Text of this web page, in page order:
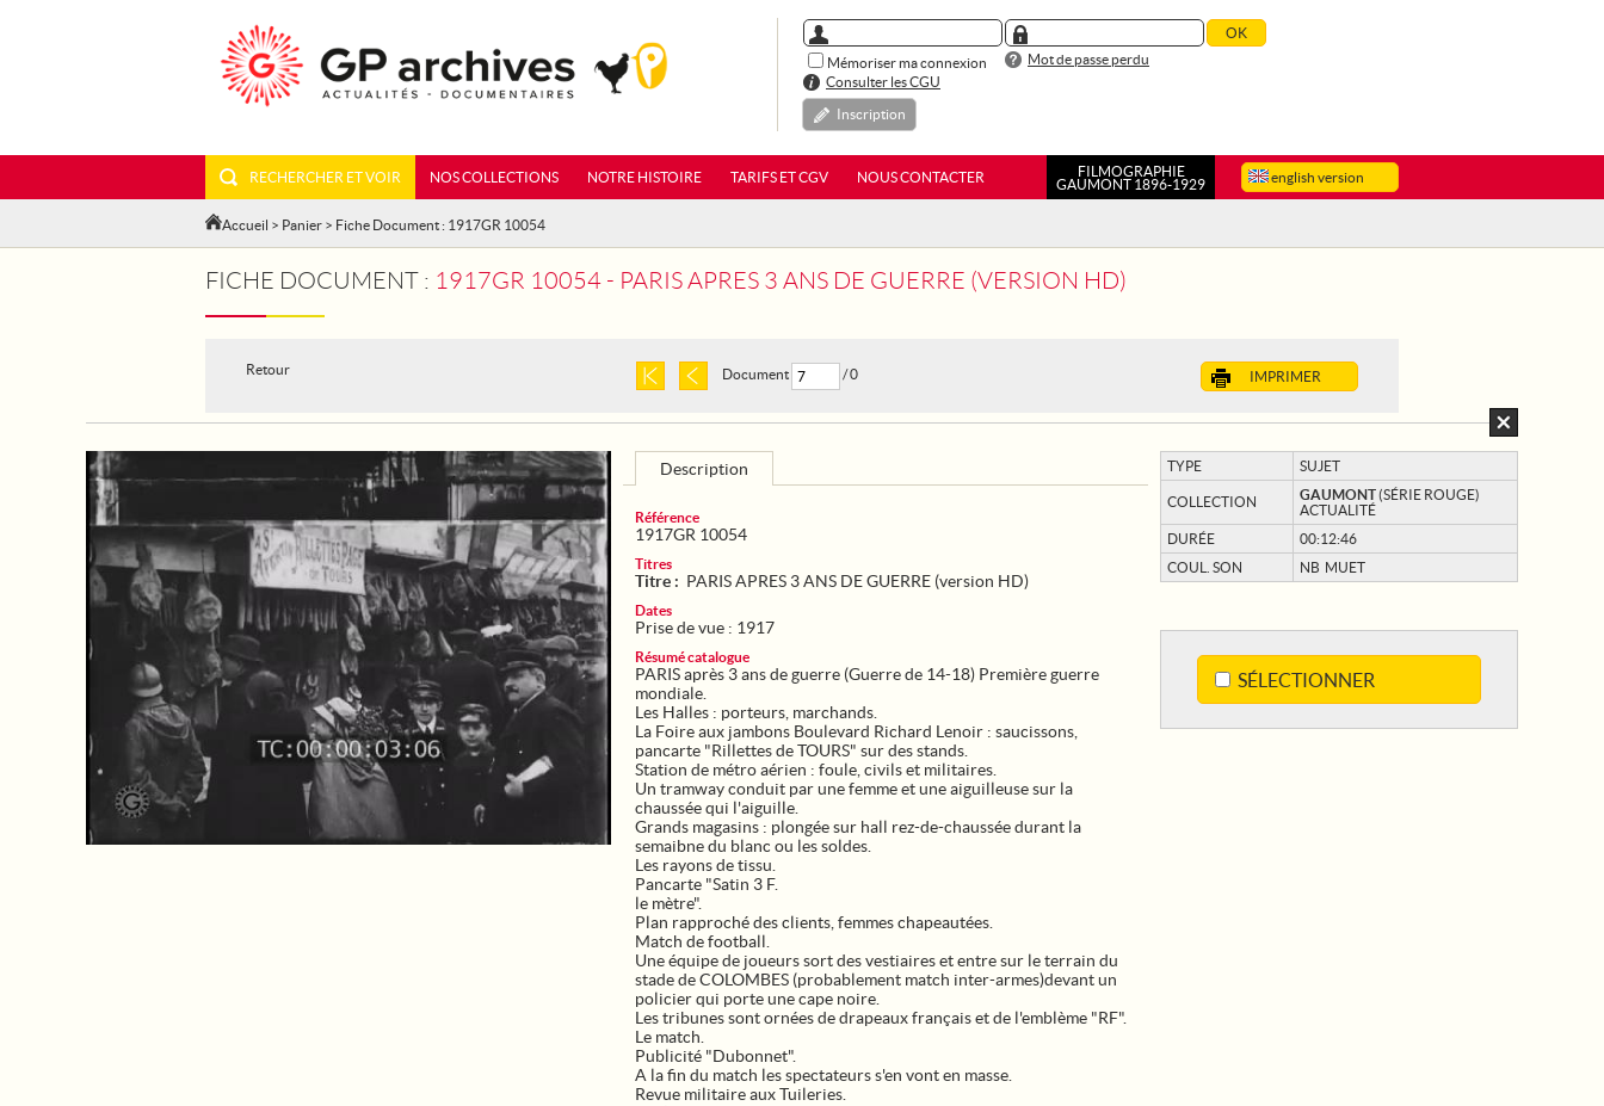
Mémoriser ma connexion
Mot de passe perdu
Consulter les CGU
Inscription
english version
RECHERCHER ET VOIR NOS COLLECTIONS NOTRE HISTOIRE TARIFS ET CGV NOUS CONTACTER
FILMOGRAPHIE
GAUMONT 1896-1929
Accueil > Panier > Fiche Document : 1917GR 10054
FICHE DOCUMENT : 1917GR 10054 - PARIS APRES 3 ANS DE GUERRE (VERSION HD)
Retour IMPRIMER
Document / 0
TYPE SUJET
COLLECTION GAUMONT(SÉRIE ROUGE)
ACTUALITÉ
DURÉE
00:12:46
COUL. SON
NB MUET
SÉLECTIONNER
Description
Référence
1917GR 10054
Titres
Titre : PARIS APRES 3 ANS DE GUERRE (version HD)
Dates
Prise de vue : 1917
Résumé catalogue
PARIS après 3 ans de guerre (Guerre de 14-18) Première guerre
mondiale.
Les Halles : porteurs, marchands.
La Foire aux jambons Boulevard Richard Lenoir : saucissons,
pancarte "Rillettes de TOURS" sur des stands.
Station de métro aérien : foule, civils et militaires.
Un tramway conduit par une femme et une aiguilleuse sur la
chaussée qui l'aiguille.
Grands magasins : plongée sur hall rez-de-chaussée durant la
semaibne du blanc ou les soldes.
Les rayons de tissu.
Pancarte "Satin 3 F.
le mètre".
Plan rapproché des clients, femmes chapeautées.
Match de football.
Une équipe de joueurs sort des vestiaires et entre sur le terrain du
stade de COLOMBES (probablement match inter-armes)devant un
policier qui porte une cape noire.
Les tribunes sont ornées de drapeaux français et de l'emblème "RF".
Le match.
Publicité "Dubonnet".
A la fin du match les spectateurs s'en vont en masse.
Revue militaire aux Tuileries.